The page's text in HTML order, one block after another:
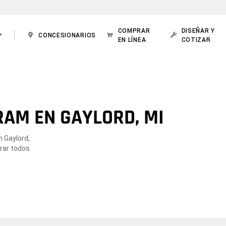
CONCESIONARIOS
COMPRAR
EN LÍNEA
DISEÑAR Y
COTIZAR
EN GAYLORD, MI
Gaylord,
todos